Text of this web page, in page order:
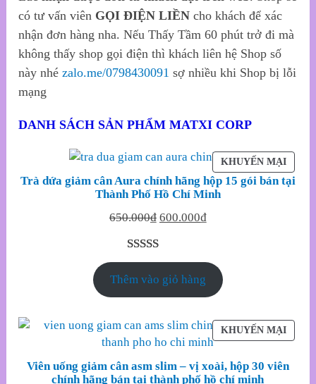
có tư vấn viên GỌI ĐIỆN LIỀNcho khách để xác
nhận đơn hàng nha. Nếu Thấy Tầm 60 phút trở đi mà
không thấy shop gọi điện thì khách liên hệ Shop số
này nhézalo.me/0798430091 sợ nhiều khi Shop bị lỗi
mạng
DANH SÁCH SẢN PHẨM MATXI CORP
KHUYẾN MẠISẢN
PHẨM
ĐANG
Trà dứa giảm cân Aura chính hãng hộp 15 gói bán tại
Thành Phố Hồ Chí Minh
650.000₫ Original
was:
650.000₫.
600.000₫Current
600.000₫.
5.00trên 5
dựa trên
3
đánh giá
Thêm vào giỏ hàng
KHUYẾN MẠISẢN
PHẨM
GIẢM
Viên uống giảm cân asm slim – vị xoài, hộp 30 viên
chính hãng bán tại thành phố hồ chí minh